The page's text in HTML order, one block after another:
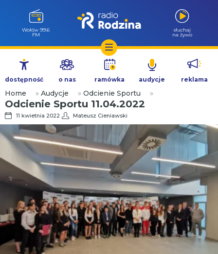
Przejdź
treści
Wołów 99.6
FM
słuchaj
na żywo
dostępność o nas ramówka audycje reklama
Home » Audycje » Odcienie Sportu »
Odcienie Sportu 11.04.2022
11 kwietnia 2022 Mateusz Cieniawski